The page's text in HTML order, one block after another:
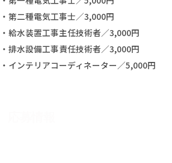
・第二種電気工事士／3,000円
・給水装置工事主任技術者／3,000円
・排水設備工事責任技術者／3,000円
・インテリアコーディネーター／5,000円